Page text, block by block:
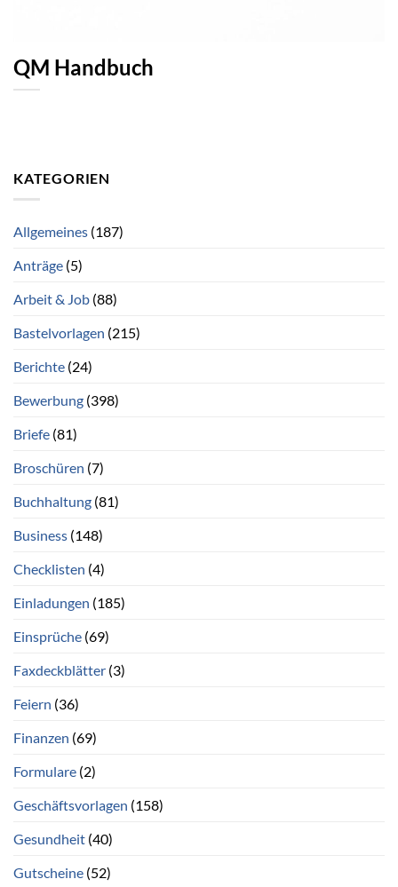
QM Handbuch
KATEGORIEN
Allgemeines (187)
Anträge (5)
Arbeit & Job (88)
Bastelvorlagen (215)
Berichte (24)
Bewerbung (398)
Briefe (81)
Broschüren (7)
Buchhaltung (81)
Business (148)
Checklisten (4)
Einladungen (185)
Einsprüche (69)
Faxdeckblätter (3)
Feiern (36)
Finanzen (69)
Formulare (2)
Geschäftsvorlagen (158)
Gesundheit (40)
Gutscheine (52)